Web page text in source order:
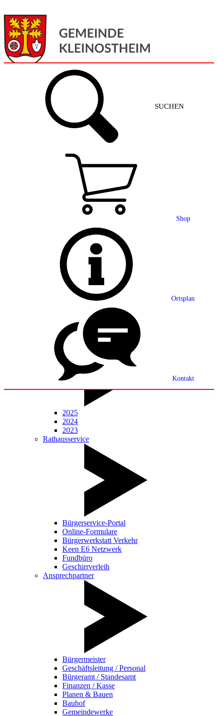
SUCHEN
Shop
Ortsplan
Kontakt
Gemeinde + Service
Grußwort
Ortsplan
Partnerschaft
Statistik
Mitteilungsblatt
2025
2024
2023
Rathausservice
Bürgerservice-Portal
Online-Formulare
Bürgerwerkstatt Verkehr
Keen E6 Netzwerk
Fundbüro
Geschirrverleih
Ansprechpartner
Bürgermeister
Geschäftsleitung / Personal
Bürgeramt / Standesamt
Finanzen / Kasse
Planen & Bauen
Bauhof
Gemeindewerke